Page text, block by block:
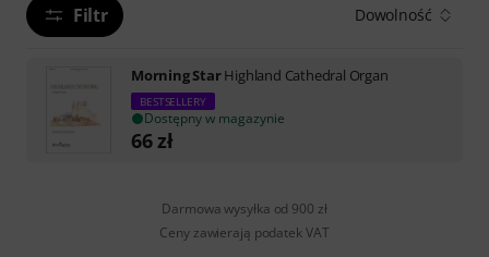
Filtr Dowolność
Morning StarHighland Cathedral Organ
BESTSELLERY
Dostępny w magazynie
66zł
Darmowa wysyłka od 900 zł
Ceny zawierają podatek VAT